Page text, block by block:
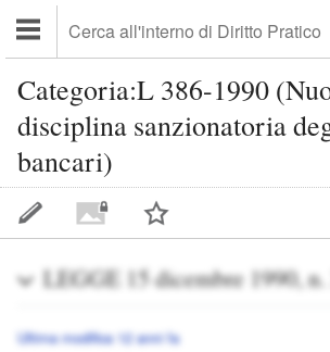
Categoria:L 386-1990
disciplina sanzionatoria
bancari)
LEGGE 15 dicembre 1990,
Ultima modifica 12 anni fa